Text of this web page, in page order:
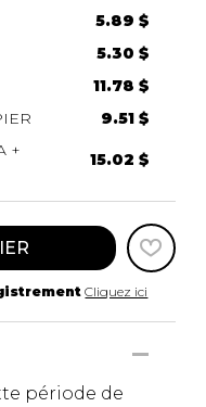
5.89 $
5.30 $
11.78 $
9.51 $
+
15.02 $
Cliquez ici
période de